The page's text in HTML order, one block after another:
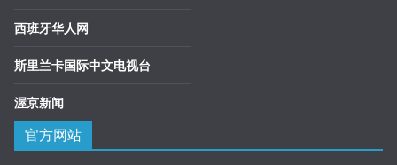
西班牙华人网
斯里兰卡国际中文电视台
渥京新闻
官方网站